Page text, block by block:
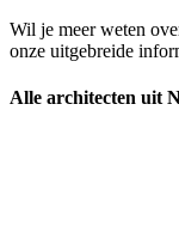
Wil je meer weten
onze uitgebreide
Alle architecten uit